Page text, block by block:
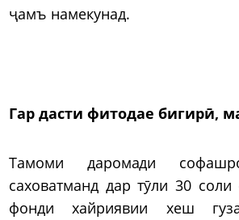
ҷамъ намекунад.
Гар дасти фитодае бигирӣ,
Тамоми даромади
саховатманд дар тӯли 30
фонди хайриявии хеш